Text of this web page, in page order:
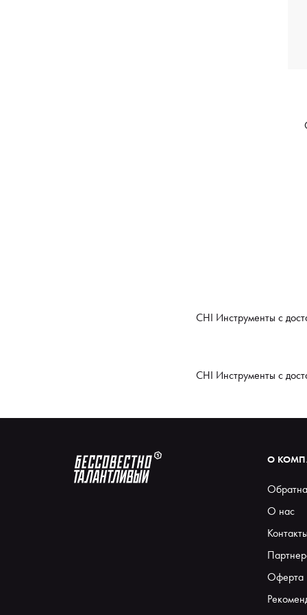
CHI Инструменты с
CHI Инструменты с
О
О нас
Оферта